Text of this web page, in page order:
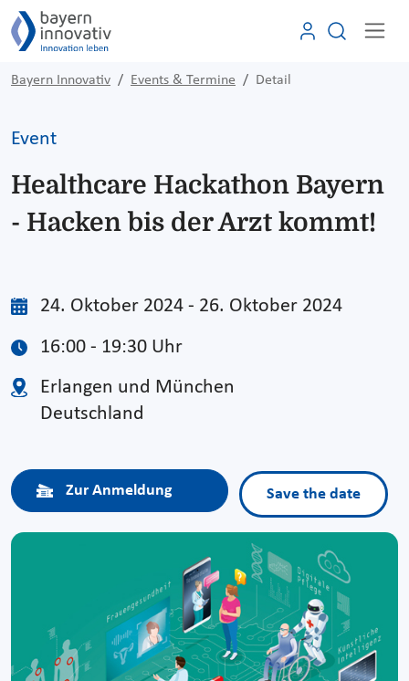
Bayern Innovativ Events & Termine Detail
Event
Healthcare Hackathon Bayern
- Hacken bis der Arzt kommt!
24. Oktober 2024 - 26. Oktober 2024
16:00 - 19:30 Uhr
Erlangen und München
Deutschland
Zur Anmeldung Save the date